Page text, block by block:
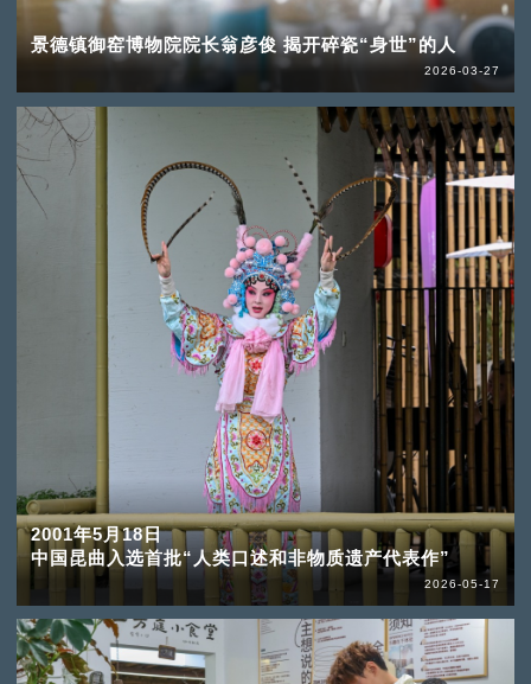
景德镇御窑博物院院长翁彦俊 揭开碎瓷“身世”的人
2026-03-27
2001年5月18日
中国昆曲入选首批“人类口述和非物质遗产代表作”
2026-05-17